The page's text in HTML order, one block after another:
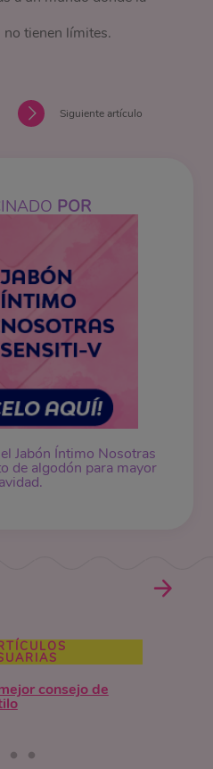
tienen límites.
Siguiente artículo
POR
Jabón Íntimo Nosotras
de algodón para mayor
consejo de